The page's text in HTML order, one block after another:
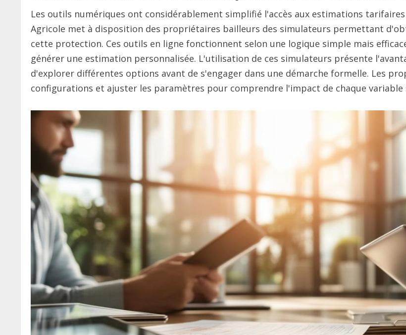
Les outils numériques ont considérablement simplifié l'accès aux estimations
Agricole met à disposition des propriétaires bailleurs des simulateurs permettant
cette protection. Ces outils en ligne fonctionnent selon une logique simple mais
générer une estimation personnalisée. L'utilisation de ces simulateurs présente
d'explorer différentes options avant de s'engager dans une démarche formelle. Les
configurations et ajuster les paramètres pour comprendre l'impact de chaque